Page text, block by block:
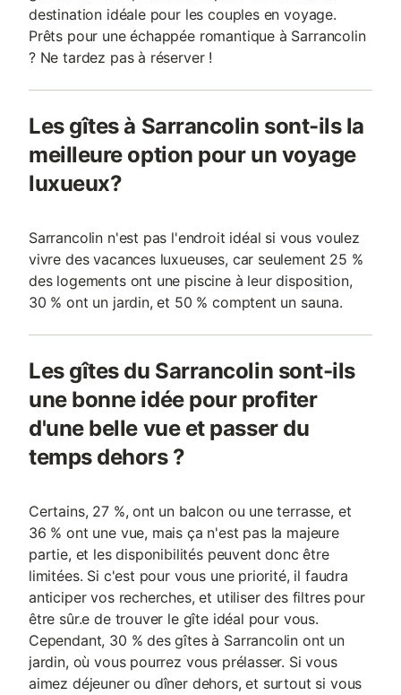
destination idéale pour les couples en voyage.
Prêts pour une échappée romantique à Sarrancolin
? Ne tardez pas à réserver !
Les gîtes à Sarrancolin sont-ils la
meilleure option pour un voyage
luxueux?
Sarrancolin n'est pas l'endroit idéal si vous voulez
vivre des vacances luxueuses, car seulement 25 %
des logements ont une piscine à leur disposition,
30 % ont un jardin, et 50 % comptent un sauna.
Les gîtes du Sarrancolin sont-ils
une bonne idée pour profiter
d'une belle vue et passer du
temps dehors ?
Certains, 27 %, ont un balcon ou une terrasse, et
36 % ont une vue, mais ça n'est pas la majeure
partie, et les disponibilités peuvent donc être
limitées. Si c'est pour vous une priorité, il faudra
anticiper vos recherches, et utiliser des filtres pour
être sûr.e de trouver le gîte idéal pour vous.
Cependant, 30 % des gîtes à Sarrancolin ont un
jardin, où vous pourrez vous prélasser. Si vous
aimez déjeuner ou dîner dehors, et surtout si vous